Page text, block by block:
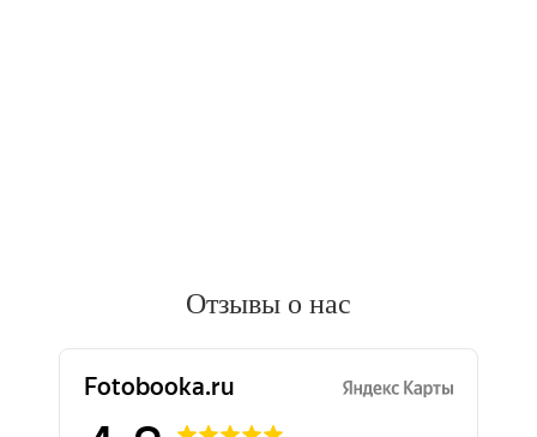
Отзывы о нас